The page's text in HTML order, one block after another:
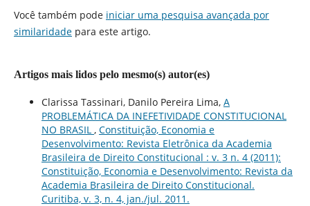
Você também pode iniciar uma pesquisa avançada por
similaridadepara este artigo.
Artigos mais lidos pelo mesmo(s) autor(es)
Clarissa Tassinari, Danilo Pereira Lima, A
PROBLEMÁTICA DA INEFETIVIDADE CONSTITUCIONAL
NO BRASIL , Constituição, Economia e
Desenvolvimento: Revista Eletrônica da Academia
Brasileira de Direito Constitucional : v. 3 n. 4 (2011):
Constituição, Economia e Desenvolvimento: Revista da
Academia Brasileira de Direito Constitucional.
Curitiba, v. 3, n. 4, jan./jul. 2011.